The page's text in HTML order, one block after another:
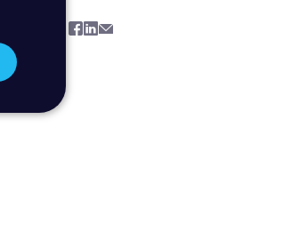
Facebook
Linkedin
Mail